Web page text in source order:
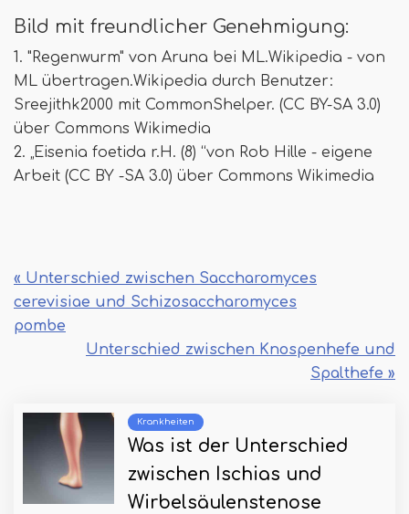
Bild mit freundlicher Genehmigung:
1. "Regenwurm" von Aruna bei ML.Wikipedia - von
ML übertragen.Wikipedia durch Benutzer:
Sreejithk2000 mit CommonShelper. (CC BY-SA 3.0)
über Commons Wikimedia
2. „Eisenia foetida r.H. (8) “von Rob Hille - eigene
Arbeit (CC BY -SA 3.0) über Commons Wikimedia
« Unterschied zwischen Saccharomyces
cerevisiae und Schizosaccharomyces
pombe
Unterschied zwischen Knospenhefe und
Spalthefe »
Krankheiten
Was ist der Unterschied
zwischen Ischias und
Wirbelsäulenstenose